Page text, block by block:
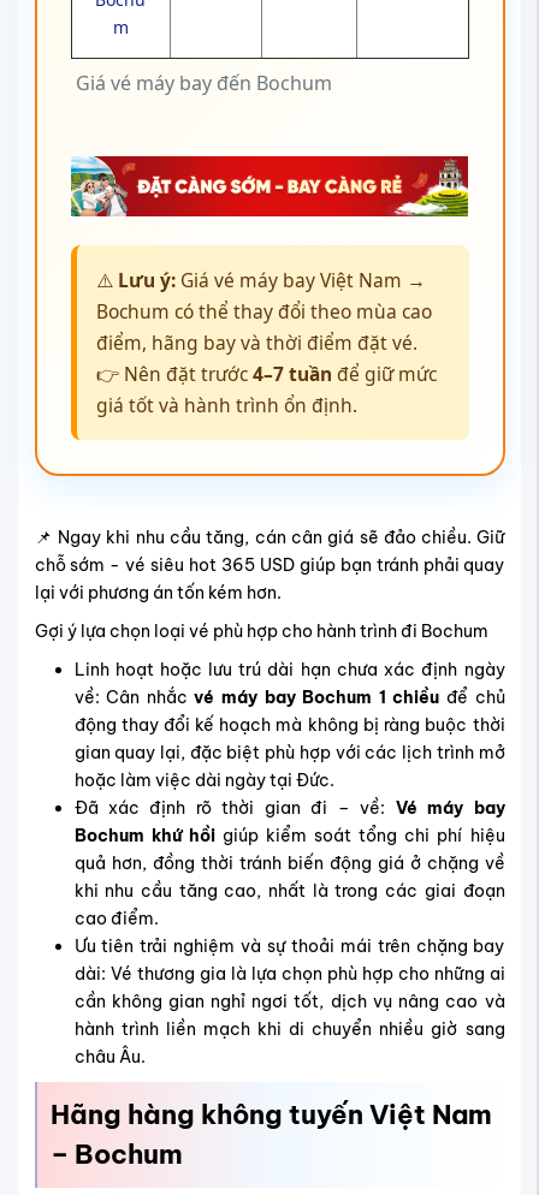
Giá vé máy bay đến Bochum
m
⚠️ Lưu ý:Giá vé máy bay Việt Nam →
Bochum có thể thay đổi theo mùa cao
điểm, hãng bay và thời điểm đặt vé.
👉 Nên đặt trước4–7 tuần để giữ mức
giá tốt và hành trình ổn định.
📌 Ngay khi nhu cầu tăng, cán cân giá sẽ đảo chiều. Giữ
chỗ sớm - vé siêu hot 365 USD giúp bạn tránh phải quay
lại với phương án tốn kém hơn.
Gợi ý lựa chọn loại vé phù hợp cho hành trình đi Bochum
Linh hoạt hoặc lưu trú dài hạn chưa xác định ngày
về: Cân nhắcvé máy bay Bochum 1 chiều để chủ
động thay đổi kế hoạch mà không bị ràng buộc thời
gian quay lại, đặc biệt phù hợp với các lịch trình mở
hoặc làm việc dài ngày tại Đức.
Đã xác định rõ thời gian đi – về: Vé máy bay
Bochum khứ hồigiúp kiểm soát tổng chi phí hiệu
quả hơn, đồng thời tránh biến động giá ở chặng về
khi nhu cầu tăng cao, nhất là trong các giai đoạn
cao điểm.
Ưu tiên trải nghiệm và sự thoải mái trên chặng bay
dài: Vé thương gia là lựa chọn phù hợp cho những ai
cần không gian nghỉ ngơi tốt, dịch vụ nâng cao và
hành trình liền mạch khi di chuyển nhiều giờ sang
châu Âu.
Hãng hàng không tuyến Việt Nam
– Bochum